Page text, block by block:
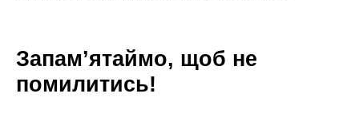
Запам’ятаймо, щоб не
помилитись!